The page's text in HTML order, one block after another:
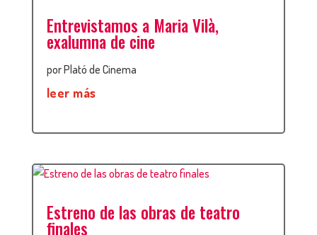
Entrevistamos a Maria Vilà,
exalumna de cine
porPlató de Cinema
leer más
Estreno de las obras de teatro
finales